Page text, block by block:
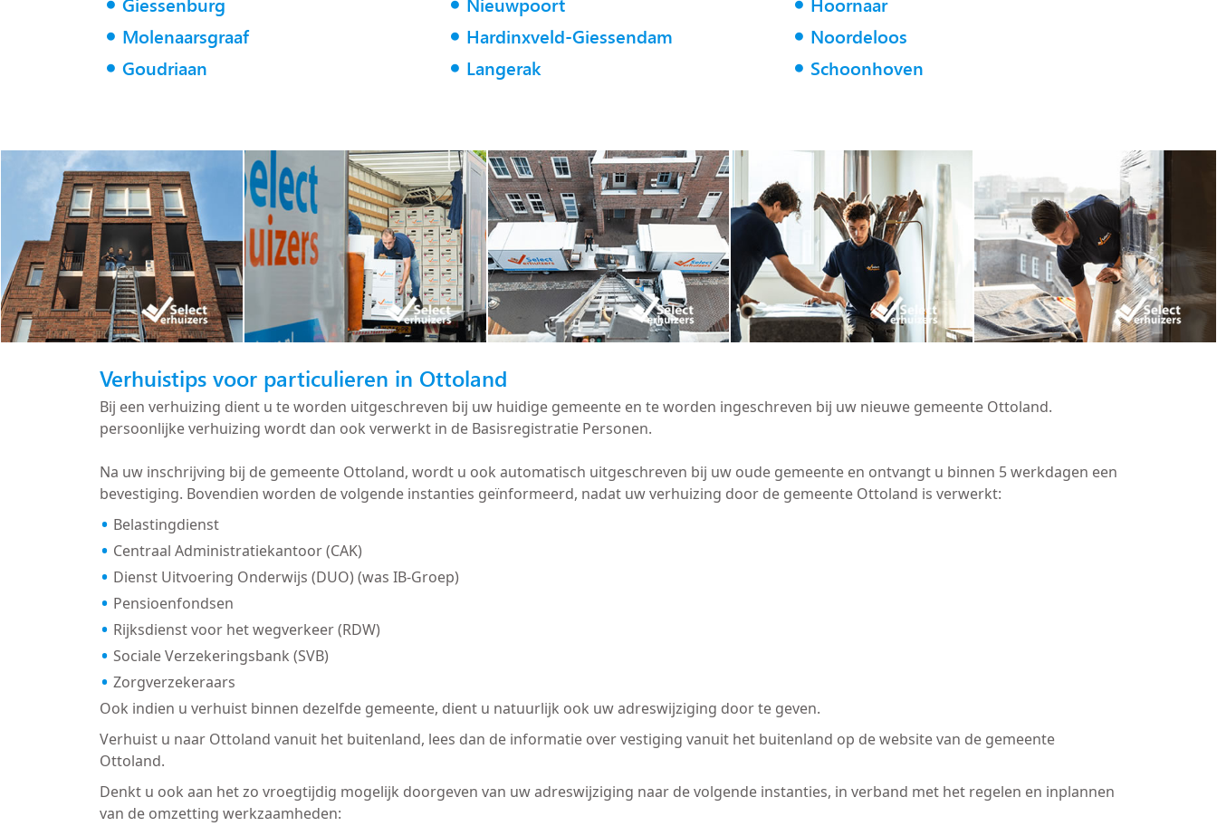
Giessenburg
Molenaarsgraaf
Goudriaan
Nieuwpoort
Hardinxveld-Giessendam
Langerak
Hoornaar
Noordeloos
Schoonhoven
Verhuistips voor particulieren in Ottoland
Bij een verhuizing dient u te worden uitgeschreven bij uw huidige gemeente en te worden ingeschreven bij uw nieuwe gemeente Ottoland.
persoonlijke verhuizing wordt dan ook verwerkt in de Basisregistratie Personen.
Na uw inschrijving bij de gemeente Ottoland, wordt u ook automatisch uitgeschreven bij uw oude gemeente en ontvangt u binnen 5 werkdagen een
bevestiging. Bovendien worden de volgende instanties geïnformeerd, nadat uw verhuizing door de gemeente Ottoland is verwerkt:
Belastingdienst
Centraal Administratiekantoor (CAK)
Dienst Uitvoering Onderwijs (DUO) (was IB-Groep)
Pensioenfondsen
Rijksdienst voor het wegverkeer (RDW)
Sociale Verzekeringsbank (SVB)
Zorgverzekeraars
Ook indien u verhuist binnen dezelfde gemeente, dient u natuurlijk ook uw adreswijziging door te geven.
Verhuist u naar Ottoland vanuit het buitenland, lees dan de informatie over vestiging vanuit het buitenland op de website van de gemeente
Ottoland.
Denkt u ook aan het zo vroegtijdig mogelijk doorgeven van uw adreswijziging naar de volgende instanties, in verband met het regelen en inplannen
van de omzetting werkzaamheden: